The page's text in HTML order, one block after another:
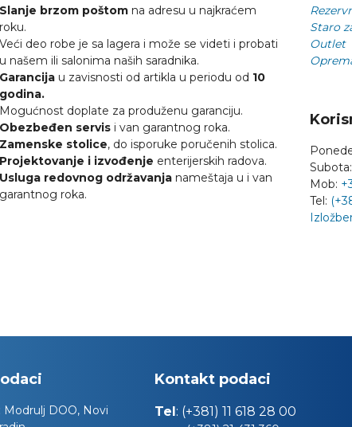
Slanje brzom poštomna adresu u najkraćem
roku.
Veći deo robe je sa lagera i može se videti i probati
u našem ili salonima naših saradnika.
Garancijau zavisnosti od artikla u periodu od 10
godina.
Mogućnost doplate za produženu garanciju.
Obezbeđen servisi van garantnog roka.
Zamenske stolice, do isporuke poručenih stolica.
Projektovanje i izvođenje enterijerskih radova.
Usluga redovnog održavanjanameštaja u i van
garantnog roka.
Staro
Outlet
Mob:
Tel:
Modrulj DOO, Novi
Kontakt podaci
Tel: (+381) 11 618 28 00